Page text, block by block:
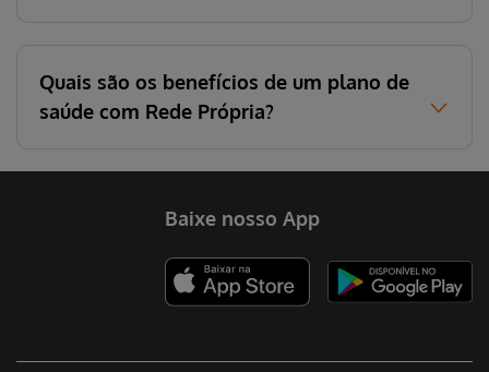
Quais são os benefícios de um plano de
saúde com Rede Própria?
Baixe nosso App